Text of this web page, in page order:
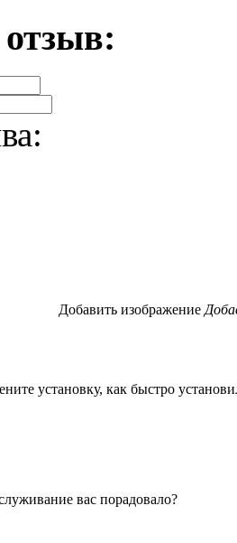
Добавить изображение
установку, как быстро
вас порадовало?